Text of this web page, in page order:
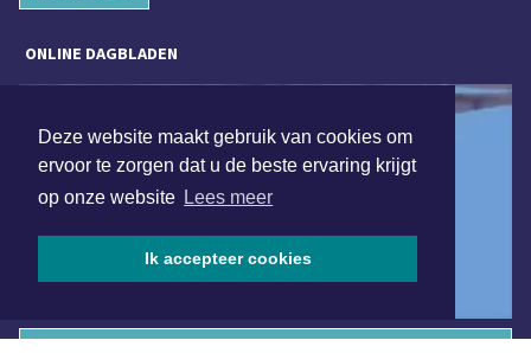
Deze website maakt gebruik van cookies om
ervoor te zorgen dat u de beste ervaring krijgt
op onze website Lees meer
Ik accepteer cookies
ONLINE DAGBLADEN